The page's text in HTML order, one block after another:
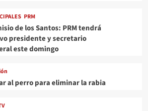
PRM
de los Santos: PRM tendrá
presidente y secretario
este domingo
al perro para eliminar la rabia